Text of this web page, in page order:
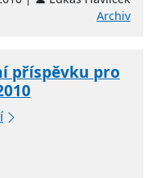
Archiv
příspěvku pro